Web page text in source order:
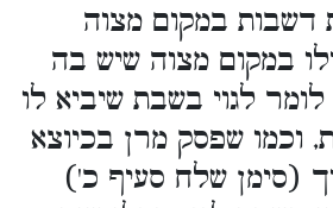
דשבות במקום מצוה
במקום מצוה שיש בה
לומר לגוי בשבת שיביא לו
וכמו שפסק מרן בכיוצא
(סימן שלח סעיף כ')